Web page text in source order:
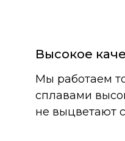
Высокое
Мы работаем
сплавами
не выцветают